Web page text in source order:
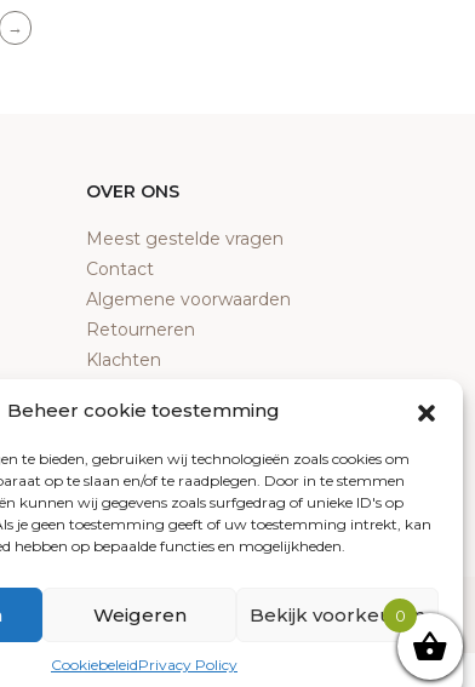
Beheer cookie toestemming
te bieden, gebruiken wij technologieën zoals cookies om
op te slaan en/of te raadplegen. Door in te stemmen
kunnen wij gegevens zoals surfgedrag of unieke ID's op
je geen toestemming geeft of uw toestemming intrekt, kan
hebben op bepaalde functies en mogelijkheden.
Weigeren Bekijk voorkeuren
CookiebeleidPrivacy Policy
→
OVER ONS
Meest gestelde vragen
Contact
Algemene voorwaarden
Retourneren
Klachten
Cookiebeleid
Arkdesign.nl
9 reviews.
0